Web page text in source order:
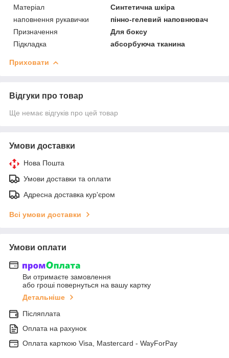
Матеріал
Синтетична шкіра
наповнення рукавички
пінно-гелевий наповнювач
Призначення
Для боксу
Підкладка
абсорбуюча тканина
Приховати
Відгуки про товар
Ще немає відгуків про цей товар
Умови доставки
Нова Пошта
Умови доставки та оплати
Адресна доставка кур'єром
Всі умови доставки
Умови оплати
Ви отримаєте замовлення
або гроші повернуться на вашу картку
Детальніше
Післяплата
Оплата на рахунок
Оплата карткою Visa, Mastercard - WayForPay